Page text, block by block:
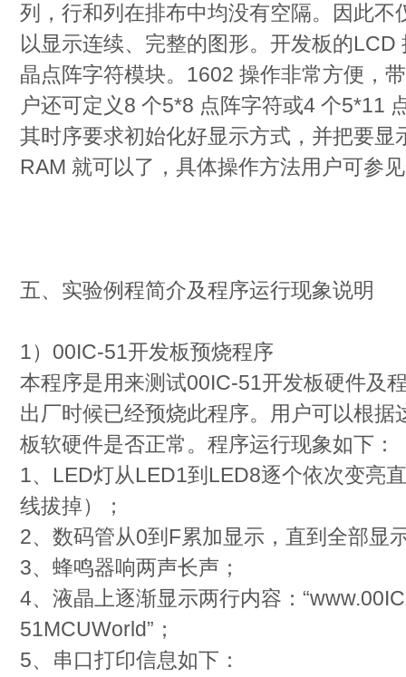
列，行和列在排布中均没有空隔。因此不
以显示连续、完整的图形。开发板的
晶点阵字符模块。1602 操作非常方便，
户还可定义8 个5*8 点阵字符或4 个5*11
其时序要求初始化好显示方式，并把要显
RAM 就可以了，具体操作方法用户可参
五、实验例程简介及程序运行现象说明
1）00IC-51开发板预烧程序
本程序是用来测试00IC-51开发板硬件及
出厂时候已经预烧此程序。用户可以根据
板软硬件是否正常。程序运行现象如下：
1、LED灯从LED1到LED8逐个依次变亮
线拔掉）；
2、数码管从0到F累加显示，直到全部显
3、蜂鸣器响两声长声；
4、液晶上逐渐显示两行内容：
51MCUWorld”；
5、串口打印信息如下：